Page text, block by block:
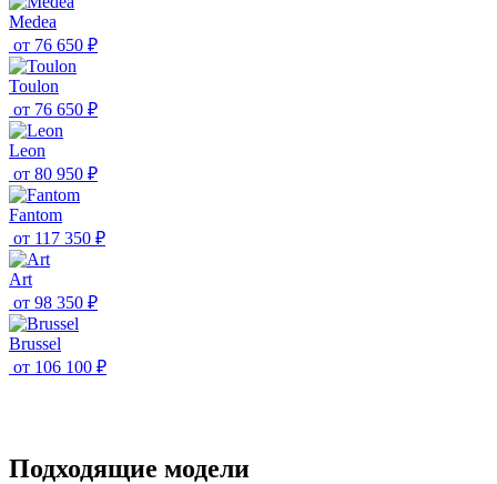
Medea
от 76 650 ₽
Toulon
от 76 650 ₽
Leon
от 80 950 ₽
Fantom
от 117 350 ₽
Art
от 98 350 ₽
Brussel
от 106 100 ₽
Подходящие модели